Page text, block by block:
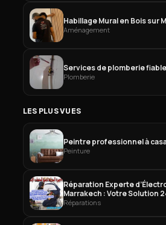
Habillage Mural en Bois sur
Aménagement
Services de plomberie
Plomberie
LES PLUS VUES
Peintre professionnel à
Peinture
Réparation Experte
Marrakech : Votre Solution
Réparations